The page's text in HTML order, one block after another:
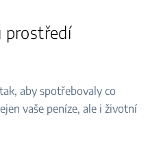
prostředí
aby spotřebovaly co
vaše peníze, ale i životní